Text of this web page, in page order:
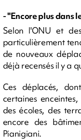
- "Encore plus dans
Selon l'ONU et
particulièrement
de nouveaux
déjà recensés il y a
Ces déplacés,
certaines
des écoles, des
encore des
Pianigiani.